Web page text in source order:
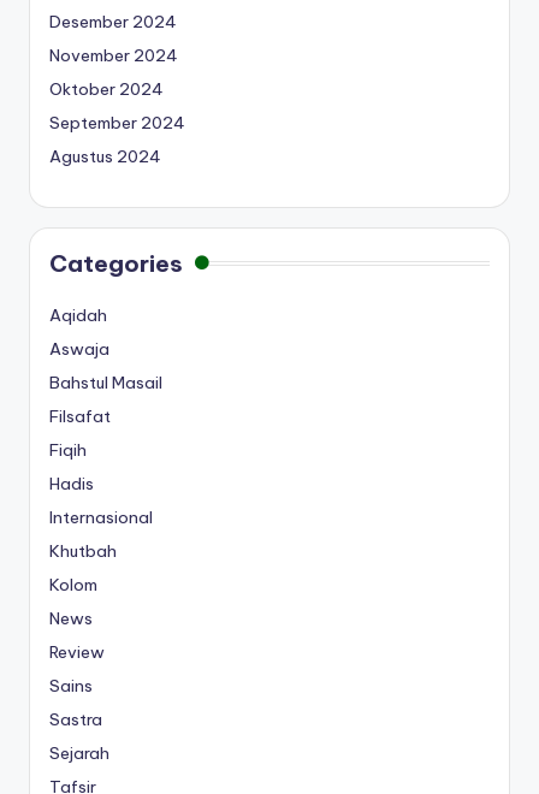
Desember 2024
November 2024
Oktober 2024
September 2024
Agustus 2024
Categories
Aqidah
Aswaja
Bahstul Masail
Filsafat
Fiqih
Hadis
Internasional
Khutbah
Kolom
News
Review
Sains
Sastra
Sejarah
Tafsir